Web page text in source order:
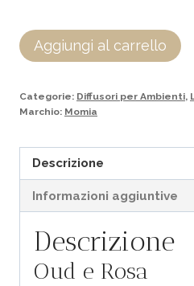
Aggiungi al carrello
Categorie: Diffusori per Ambienti,
Marchio: Momia
Descrizione
Informazioni aggiuntive
Descrizione
Oud e Rosa